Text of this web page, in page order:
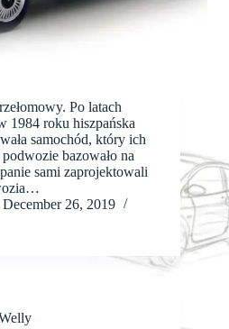
Po latach
1984 roku hiszpańska
samochód, który ich
bazowało na
sami zaprojektowali
December 26, 2019